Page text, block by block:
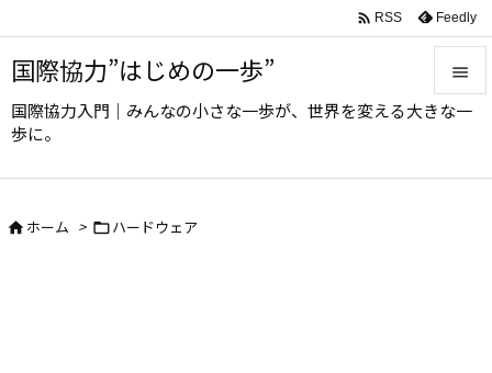
国際協力”はじめの一歩”
国際協力入門｜みんなの小さな一歩が、世界を変える大きな一
歩に。



 RSS Feedly
ホーム > ハードウェア